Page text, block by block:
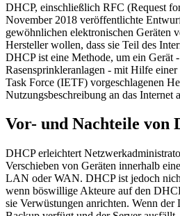
DHCP, einschließlich RFC (Request
November 2018 veröffentlichte
gewöhnlichen elektronischen Geräten
Hersteller wollen, dass sie Teil des
DHCP ist eine Methode, um ein Gerät
Rasensprinkleranlagen - mit Hilfe
Task Force (IETF) vorgeschlagenen
Nutzungsbeschreibung an das Internet
Vor- und Nachteile von
DHCP erleichtert
Verschieben von Geräten innerhalb
LAN oder WAN. DHCP ist jedoch
wenn böswillige Akteure auf den
sie Verwüstungen anrichten. Wenn